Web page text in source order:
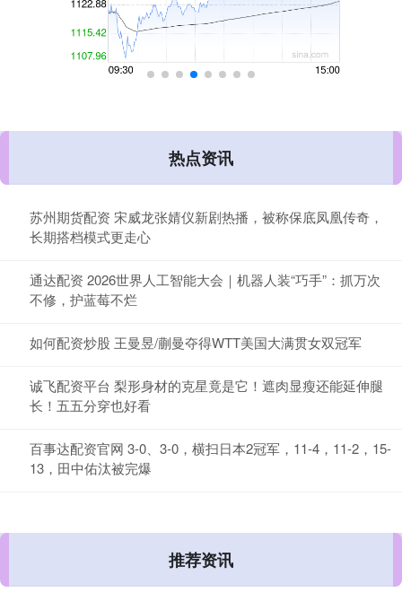
热点资讯
苏州期货配资 宋威龙张婧仪新剧热播，被称保底凤凰传奇，
长期搭档模式更走心
通达配资 2026世界人工智能大会｜机器人装“巧手”：抓万次
不修，护蓝莓不烂
如何配资炒股 王曼昱/蒯曼夺得WTT美国大满贯女双冠军
诚飞配资平台 梨形身材的克星竟是它！遮肉显瘦还能延伸腿
长！五五分穿也好看
百事达配资官网 3-0、3-0，横扫日本2冠军，11-4，11-2，15-
13，田中佑汰被完爆
推荐资讯